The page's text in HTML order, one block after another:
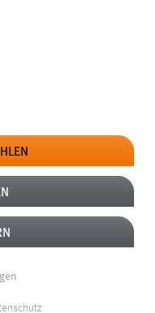
Weiden
POWER
UWB
System
Pilsen
das
in einem